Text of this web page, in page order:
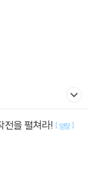
전을 펼쳐라! [ 양장]